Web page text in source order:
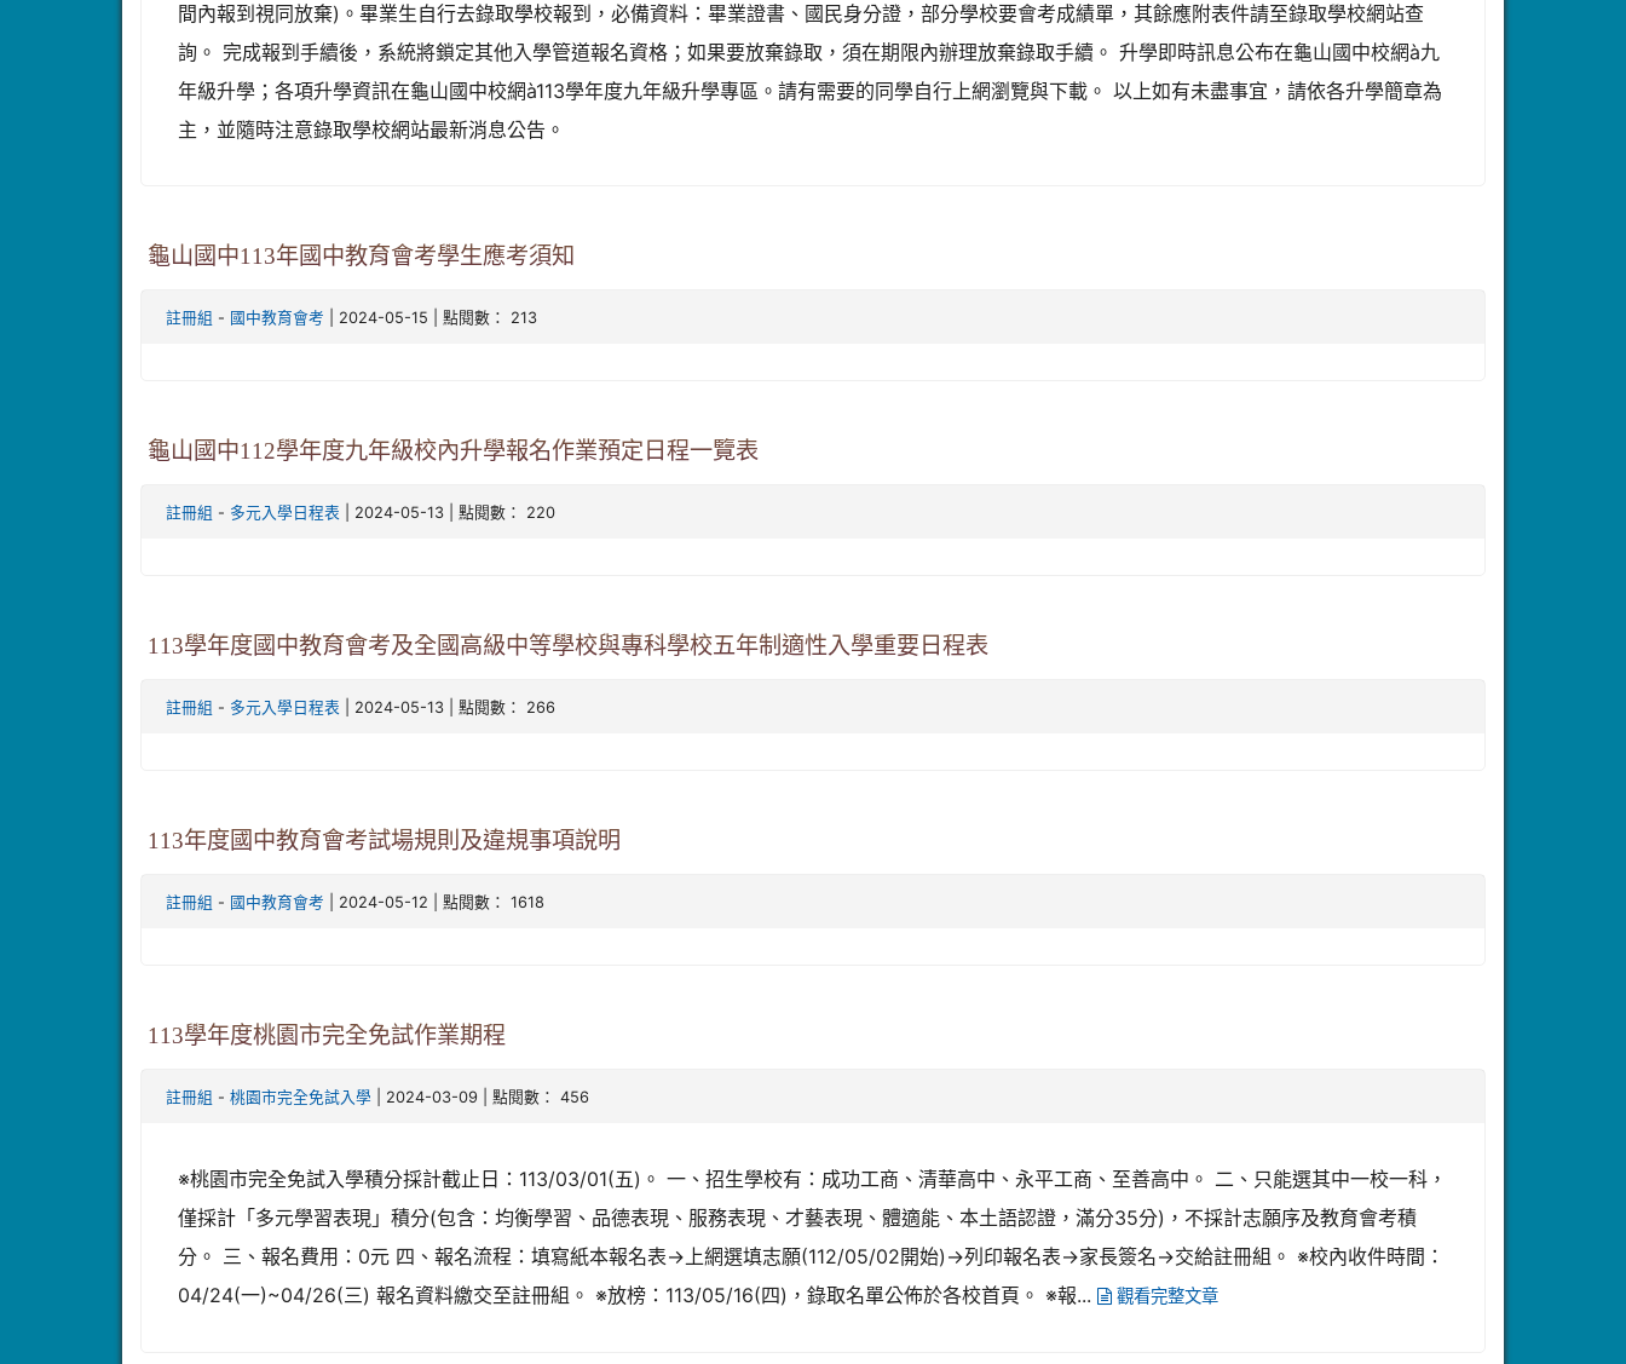
間內報到視同放棄)。畢業生自行去錄取學校報到，必備資料：畢業證書、國民身分證，部分學校要會考成績單，其餘應附表件請至錄取學校網站查
詢。 完成報到手續後，系統將鎖定其他入學管道報名資格；如果要放棄錄取，須在期限內辦理放棄錄取手續。 升學即時訊息公布在龜山國中校網à九
年級升學；各項升學資訊在龜山國中校網à113學年度九年級升學專區。請有需要的同學自行上網瀏覽與下載。 以上如有未盡事宜，請依各升學簡章為
主，並隨時注意錄取學校網站最新消息公告。
龜山國中113年國中教育會考學生應考須知
註冊組 - 國中教育會考 | 2024-05-15 | 點閱數： 213
龜山國中112學年度九年級校內升學報名作業預定日程一覽表
註冊組 - 多元入學日程表 | 2024-05-13 | 點閱數： 220
113學年度國中教育會考及全國高級中等學校與專科學校五年制適性入學重要日程表
註冊組 - 多元入學日程表 | 2024-05-13 | 點閱數： 266
113年度國中教育會考試場規則及違規事項說明
註冊組 - 國中教育會考 | 2024-05-12 | 點閱數： 1618
113學年度桃園市完全免試作業期程
註冊組 - 桃園市完全免試入學| 2024-03-09 | 點閱數： 456
※桃園市完全免試入學積分採計截止日：113/03/01(五)。 一、招生學校有：成功工商、清華高中、永平工商、至善高中。 二、只能選其中一校一科，
僅採計「多元學習表現」積分(包含：均衡學習、品德表現、服務表現、才藝表現、體適能、本土語認證，滿分35分)，不採計志願序及教育會考積
分。 三、報名費用：0元 四、報名流程：填寫紙本報名表→上網選填志願(112/05/02開始)→列印報名表→家長簽名→交給註冊組。 ※校內收件時間：
04/24(一)~04/26(三) 報名資料繳交至註冊組。 ※放榜：113/05/16(四)，錄取名單公佈於各校首頁。 ※報...
觀看完整文章